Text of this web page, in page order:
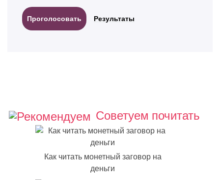
Результаты
Советуем почитать
Как читать монетный заговор на
деньги